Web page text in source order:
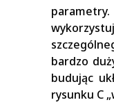
bardzo
budując
rysunku C